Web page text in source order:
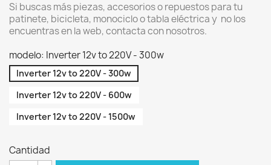
Si buscas más piezas, accesorios o repuestos para tu
patinete, bicicleta, monociclo o tabla eléctrica y no los
encuentras en la web, contacta con nosotros.
modelo: Inverter 12v to 220V - 300w
Inverter 12v to 220V - 300w
Inverter 12v to 220V - 600w
Inverter 12v to 220V - 1500w
Cantidad